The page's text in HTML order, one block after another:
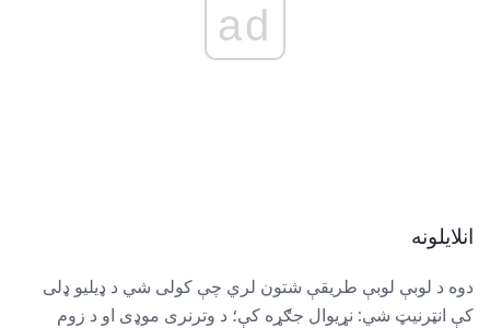
ad
انلایلونه
دوه د لوبې لوبې طریقې شتون لري چې کولی شي د ډیلیو ډلی
کې انټرنیټ شي: نړیوال جګړه کې؛ د وترنری موډی او د زوم